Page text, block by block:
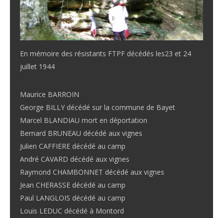
En mémoire des résistants FTPF décédés les23 et 24
juillet 1944
Maurice BARROIN
George BILLY décédé sur la commune de Bayet
Marcel BLANDIAU mort en déportation
Bernard BRUNEAU décédé aux vignes
Julien CAFFIERE décédé au camp
André CAVARD décédé aux vignes
Raymond CHAMBONNET décédé aux vignes
Jean CHERASSE décédé au camp
Paul LANGLOIS décédé au camp
Louis LEDUC décédé à Montord